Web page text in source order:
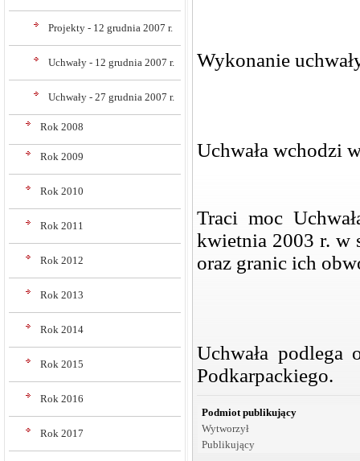
Projekty - 12 grudnia 2007 r.
Uchwały - 12 grudnia 2007 r.
Uchwały - 27 grudnia 2007 r.
Rok 2008
Rok 2009
Rok 2010
Rok 2011
Rok 2012
Rok 2013
Rok 2014
Rok 2015
Rok 2016
Rok 2017
Wykonanie
Uchwała wchodzi
Traci moc
kwietnia 2003 r. w
oraz granic ich
Uchwała podlega
Podkarpackiego.
Podmiot publikujący
Wytworzył
Publikujący